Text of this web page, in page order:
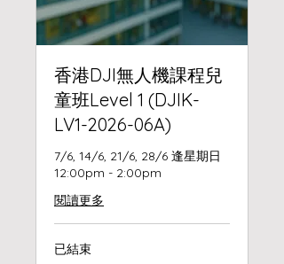
香港DJI無人機課程兒
童班Level 1 (DJIK-
LV1-2026-06A)
7/6, 14/6, 21/6, 28/6 逢星期日
12:00pm - 2:00pm
閱讀更多
已結束